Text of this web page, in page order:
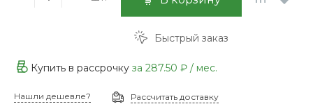
Быстрый заказ
Купить в рассрочку за 287.50 ₽ / мес.
Нашли дешевле? Рассчитать доставку